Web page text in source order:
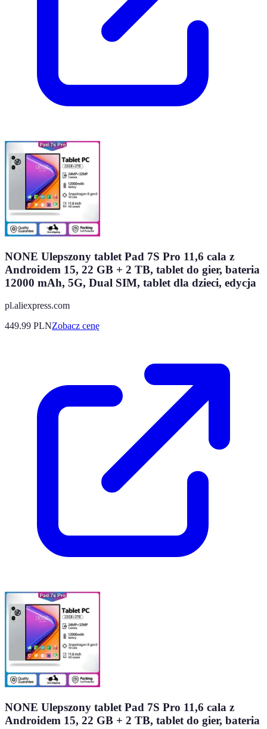
NONE Ulepszony tablet Pad 7S Pro 11,6 cala z
Androidem 15, 22 GB + 2 TB, tablet do gier, bateria
12000 mAh, 5G, Dual SIM, tablet dla dzieci, edycja
pl.aliexpress.com
449.99 PLNZobacz cenę
NONE Ulepszony tablet Pad 7S Pro 11,6 cala z
Androidem 15, 22 GB + 2 TB, tablet do gier, bateria